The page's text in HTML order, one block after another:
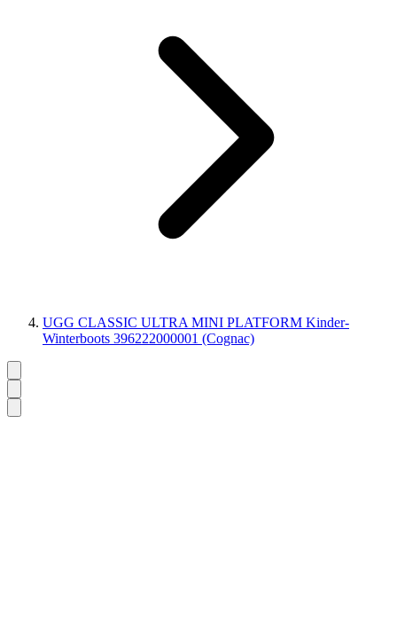
UGG CLASSIC ULTRA MINI PLATFORM Kinder-
Winterboots 396222000001 (Cognac)